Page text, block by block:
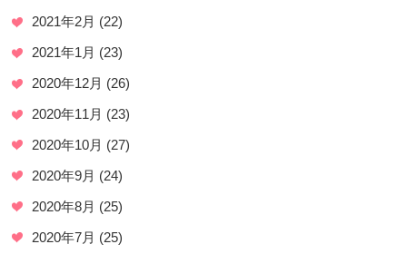
2021年2月 (22)
2021年1月 (23)
2020年12月 (26)
2020年11月 (23)
2020年10月 (27)
2020年9月 (24)
2020年8月 (25)
2020年7月 (25)